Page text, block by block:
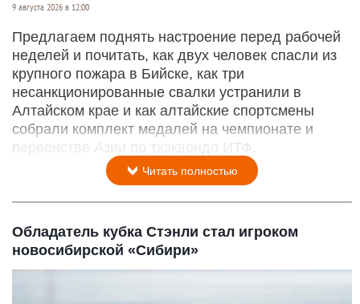
9 августа 2026 в 12:00
Предлагаем поднять настроение перед рабочей
неделей и почитать, как двух человек спасли из
крупного пожара в Бийске, как три
несанкционированные свалки устранили в
Алтайском крае и как алтайские спортсмены
собрали комплект медалей на чемпионате и
первенстве Азии по тхэквондо ИТФ.
Читать полностью
Обладатель кубка Стэнли стал игроком
новосибирской «Сибири»